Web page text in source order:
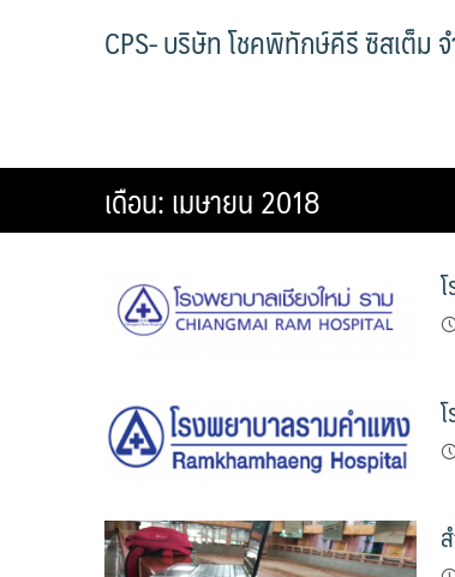
CPS- บริษัท โชคพิทักษ์คีรี ซิสเต็ม
เดือน:เมษายน 2018